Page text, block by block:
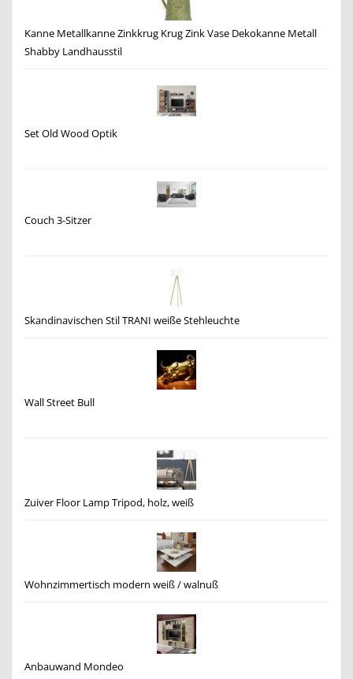
Kanne Metallkanne Zinkkrug Krug Zink Vase Dekokanne Metall
Shabby Landhausstil
Set Old Wood Optik
Couch 3-Sitzer
Skandinavischen Stil TRANI weiße Stehleuchte
Wall Street Bull
Zuiver Floor Lamp Tripod, holz, weiß
Wohnzimmertisch modern weiß / walnuß
Anbauwand Mondeo